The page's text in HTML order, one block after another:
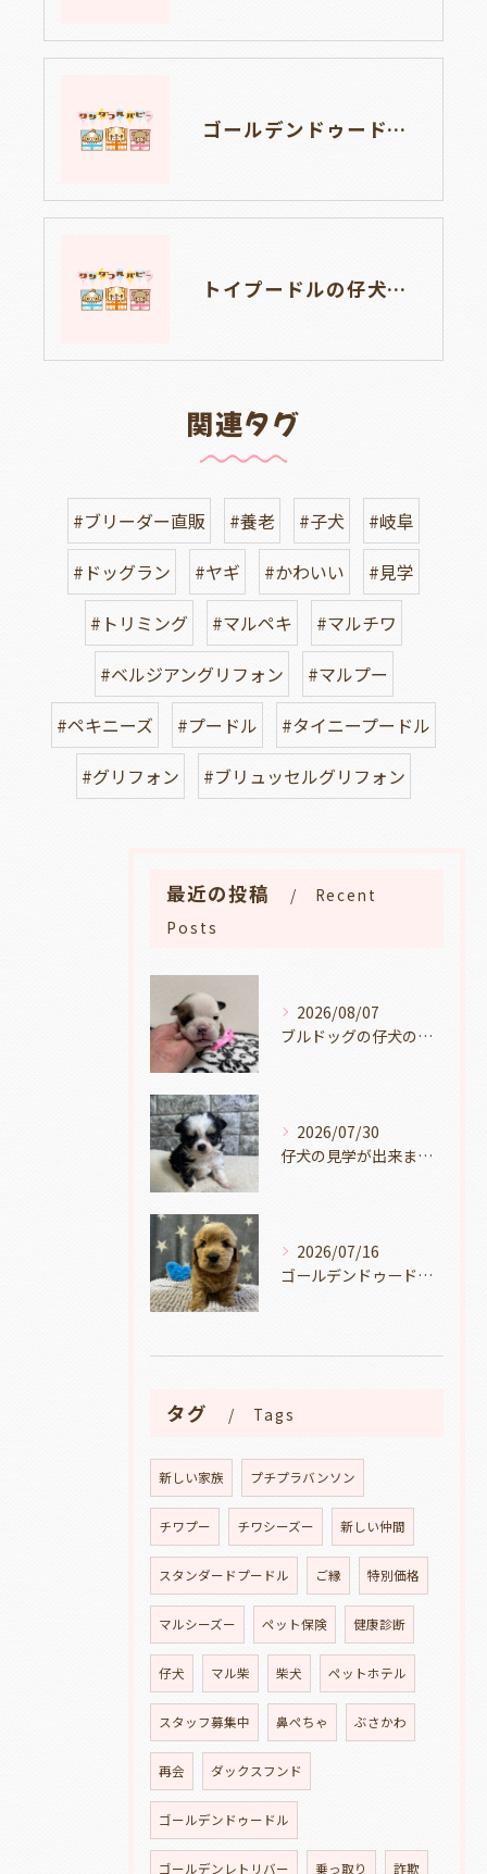
ゴールデンドゥードルの仔犬の見学が出来ます🐶🐶🐶岐阜県養老町のブリーダーワンダフルパピーです。
トイプードルの仔犬のお目目があいたよ👀🐶岐阜県養老町のブリーダーワンダフルパピーです。
関連タグ
#ブリーダー直販 #養老 #子犬
#岐阜
#ドッグラン
#ヤギ #かわいい
#見学
#トリミング
#マルペキ
#マルチワ
#ベルジアングリフォン
#マルプー
#ペキニーズ
#プードル
#タイニープードル
#グリフォン
#ブリュッセルグリフォン
最近の投稿
Recent
Posts
2026/08/07
ブルドッグの仔犬のお目目があきました👀💑🐶岐阜県養老町のブリーダーワンダフルパピーです。
2026/07/30
仔犬の見学が出来ます🐶岐阜県養老町のブリーダーワンダフルパピーです。
2026/07/16
ゴールデンドゥードルの仔犬の見学が出来ます🐶🐶🐶岐阜県養老町のブリーダーワンダフルパピーです。
タグ Tags
新しい家族 プチプラバンソン
チワプー チワシーズー 新しい仲間
スタンダードプードル ご縁 特別価格
マルシーズー ペット保険 健康診断
仔犬 マル柴 柴犬 ペットホテル
スタッフ募集中 鼻ぺちゃ ぶさかわ
再会 ダックスフンド
ゴールデンドゥードル
ゴールデンレトリバー 乗っ取り 詐欺